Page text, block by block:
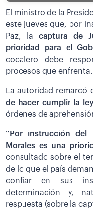
El ministro de la
este jueves que, por
Paz, lacaptura de
prioridad para el
cocalero debe
procesos que enfrenta.
La autoridad remarcó
de hacer cumplir la
órdenes de
“Por instrucción del
Morales es una
consultado sobre el
de lo que el país
confiar en sus
determinación y,
respuesta (sobre la